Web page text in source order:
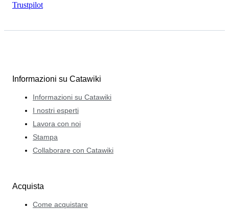
Trustpilot
Informazioni su Catawiki
Informazioni su Catawiki
I nostri esperti
Lavora con noi
Stampa
Collaborare con Catawiki
Acquista
Come acquistare